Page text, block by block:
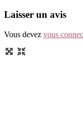
Laisser un avis
Vous devez vous